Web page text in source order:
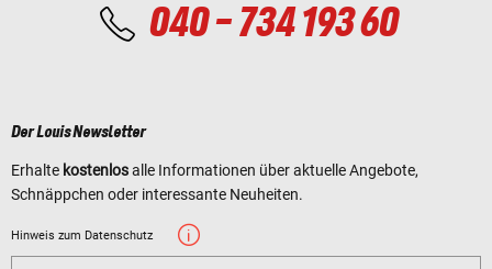
040 - 734 193 60
Der Louis Newsletter
Erhalte kostenlosalle Informationen über aktuelle Angebote,
Schnäppchen oder interessante Neuheiten.
Hinweis zum Datenschutz